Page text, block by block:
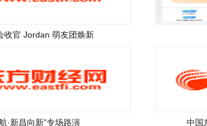
收官 Jordan 萌友团焕新
·新昌向新”专场路演 中国